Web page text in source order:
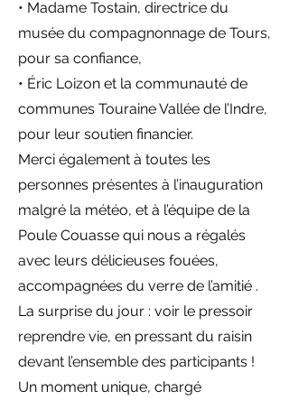
• Madame Tostain, directrice du
musée du compagnonnage de Tours,
pour sa confiance,
• Éric Loizon et la communauté de
communes Touraine Vallée de l’Indre,
pour leur soutien financier.
Merci également à toutes les
personnes présentes à l’inauguration
malgré la météo, et à l’équipe de la
Poule Couasse qui nous a régalés
avec leurs délicieuses fouées,
accompagnées du verre de l’amitié .
La surprise du jour : voir le pressoir
reprendre vie, en pressant du raisin
devant l’ensemble des participants !
Un moment unique, chargé